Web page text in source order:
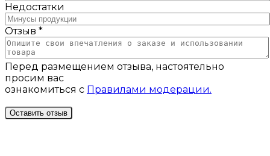
Недостатки
Отзыв *
Перед размещением отзыва, настоятельно
просим вас
ознакомиться с Правилами модерации.